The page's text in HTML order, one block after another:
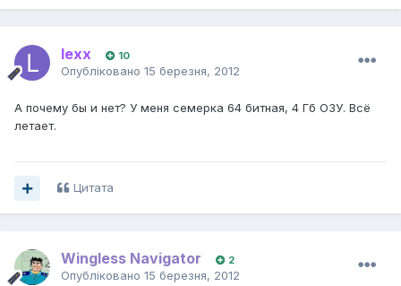
lexx 10
Опубліковано 15 березня, 2012
А почему бы и нет? У меня семерка 64 битная, 4 Гб ОЗУ. Всё
летает.
Цитата
Wingless Navigator 2
Опубліковано 15 березня, 2012